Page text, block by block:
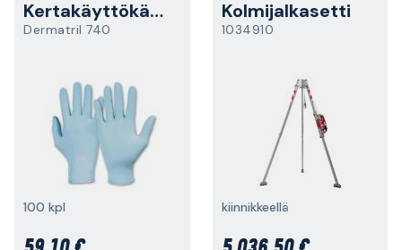
Kertakäyttökäsine
Dermatril 740
100 kpl
Kolmijalkasetti
1034910
kiinnikkeellä